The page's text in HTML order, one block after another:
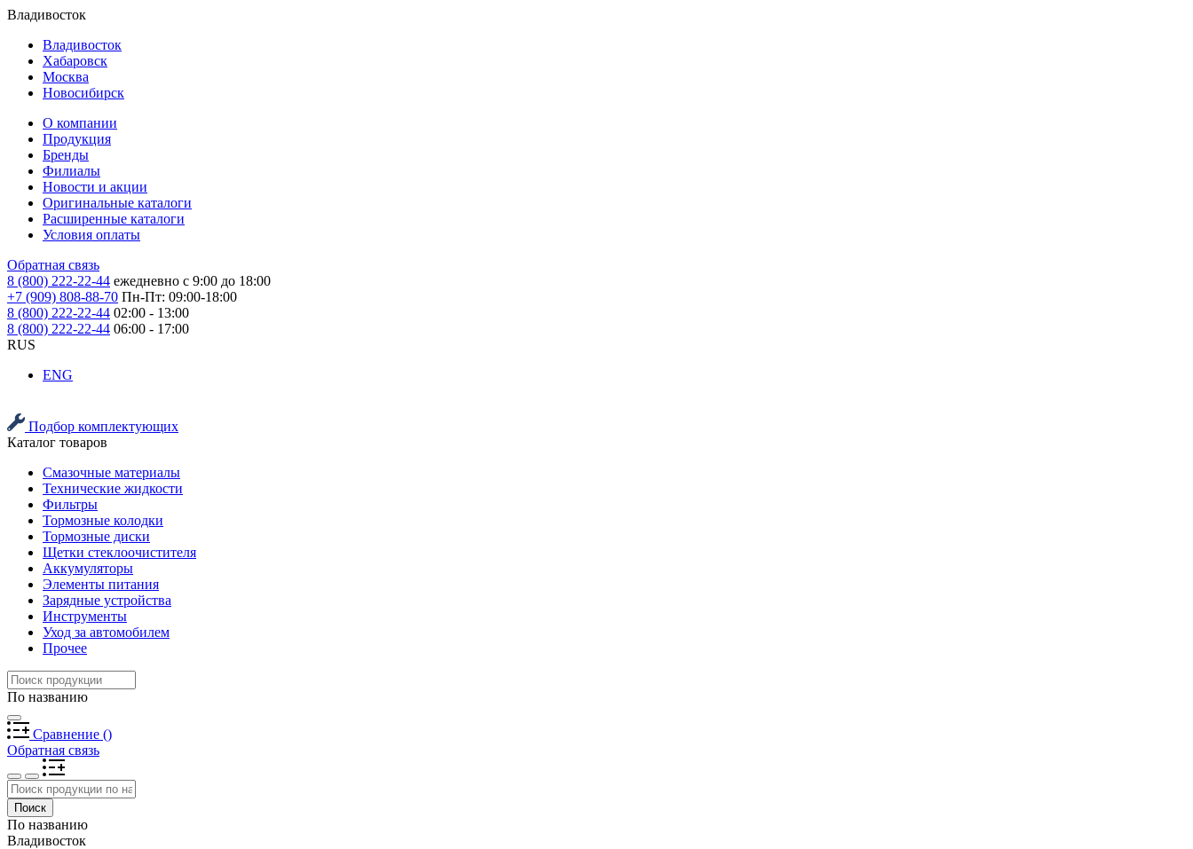
Владивосток
Владивосток
Хабаровск
Москва
Новосибирск
О компании
Продукция
Бренды
Филиалы
Новости и акции
Оригинальные каталоги
Расширенные каталоги
Условия оплаты
Обратная связь
8 (800) 222-22-44 ежедневно с 9:00 до 18:00
+7 (909) 808-88-70 Пн-Пт: 09:00-18:00
8 (800) 222-22-44 02:00 - 13:00
8 (800) 222-22-44 06:00 - 17:00
RUS
ENG
Подбор комплектующих
Каталог товаров
Смазочные материалы
Технические жидкости
Фильтры
Тормозные колодки
Тормозные диски
Щетки стеклоочистителя
Аккумуляторы
Элементы питания
Зарядные устройства
Инструменты
Уход за автомобилем
Прочее
По названию
Сравнение ()
Обратная связь
Поиск
По названию
Владивосток